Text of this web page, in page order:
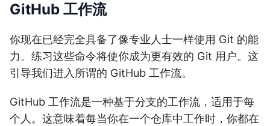
GitHub 工作流
你现在已经完全具备了像专业人士一样使用 Git 的能
力。练习这些命令将使你成为更有效的 Git 用户。这
引导我们进入所谓的 GitHub 工作流。
GitHub 工作流是一种基于分支的工作流，适用于每
个人。这意味着每当你在一个仓库中工作时，你都在